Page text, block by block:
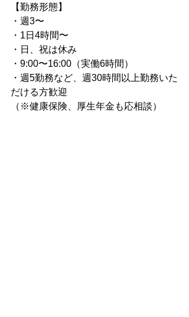
【勤務形態】
・週3〜
・1日4時間〜
・日、祝は休み
・9:00〜16:00（実働6時間）
・週5勤務など、週30時間以上勤務いた
だける方歓迎
（※健康保険、厚生年金も応相談）